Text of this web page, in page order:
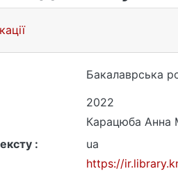
Бакалаврська
2022
Карацюба Анна
:
ua
https://